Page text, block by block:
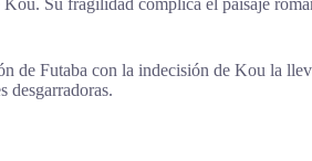
de Futaba con la indecisión de Kou la
desgarradoras.